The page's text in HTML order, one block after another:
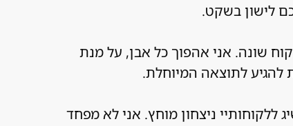
לישון בשקט.
שונה. אני אהפוך כל אבן, על מנת
להגיע לתוצאה המיוחלת.
ניצחון מוחץ. אני לא מפחד